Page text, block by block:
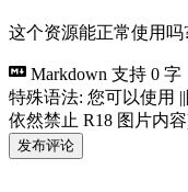
这个资源能正常使用
Markdown 支持 0 字
特殊语法: 您可以使用
依然禁止 R18 图片内
发布评论